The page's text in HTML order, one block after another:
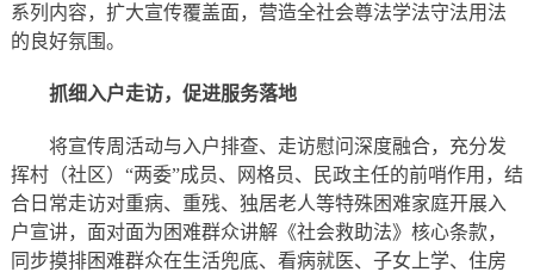
系列内容，扩大宣传覆盖面，营造全社会尊法学法守法用法
的良好氛围。
抓细入户走访，促进服务落地
将宣传周活动与入户排查、走访慰问深度融合，充分发
挥村（社区）“两委”成员、网格员、民政主任的前哨作用，结
合日常走访对重病、重残、独居老人等特殊困难家庭开展入
户宣讲，面对面为困难群众讲解《社会救助法》核心条款，
同步摸排困难群众在生活兜底、看病就医、子女上学、住房